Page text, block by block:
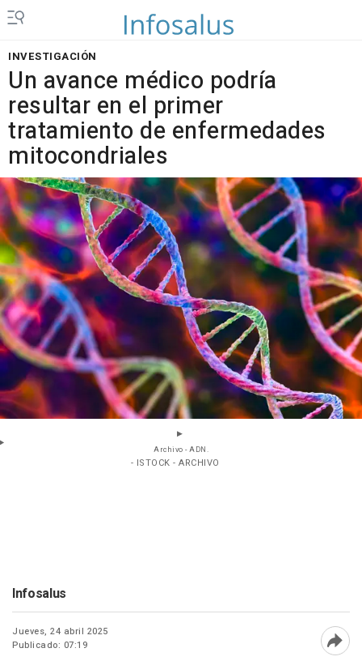
INVESTIGACIÓN
Un avance médico podría
resultar en el primer
tratamiento de enfermedades
mitocondriales
Archivo - ADN.
- ISTOCK - ARCHIVO
Infosalus
Jueves, 24 abril 2025
Publicado: 07:19